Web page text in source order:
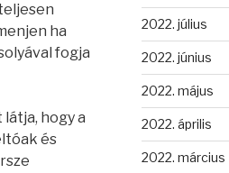
ha
fogja
hogy a
és
2022. július
2022. június
2022. május
2022. április
2022. március